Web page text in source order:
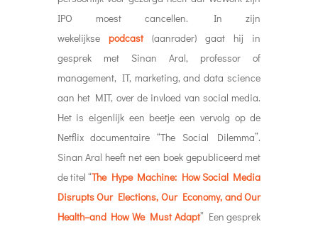
IPO moest cancellen. In zijn
wekelijkse podcast(aanrader) gaat hij in
gesprek met Sinan Aral, professor of
management, IT, marketing, and data science
aan het MIT, over de invloed van social media.
Het is eigenlijk een beetje een vervolg op de
Netflix documentaire “The Social Dilemma”.
Sinan Aral heeft net een boek gepubliceerd met
de titel “The Hype Machine: How Social Media
Disrupts Our Elections, Our Economy, and Our
Health–and How We Must Adapt” Een gesprek